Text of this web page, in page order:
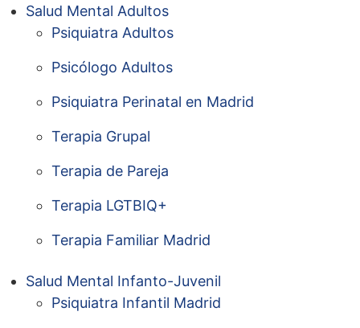
Salud Mental Adultos
Psiquiatra Adultos
Psicólogo Adultos
Psiquiatra Perinatal en Madrid
Terapia Grupal
Terapia de Pareja
Terapia LGTBIQ+
Terapia Familiar Madrid
Salud Mental Infanto-Juvenil
Psiquiatra Infantil Madrid